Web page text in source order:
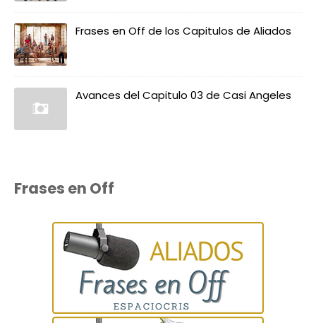
Frases en Off de los Capitulos de Aliados
Avances del Capitulo 03 de Casi Angeles
Frases en Off